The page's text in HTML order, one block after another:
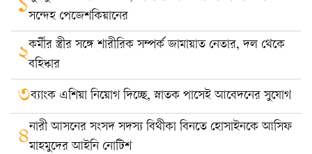
১সন্দেহ পেজেশকিয়ানের
২কর্মীর স্ত্রীর সঙ্গে শারীরিক সম্পর্ক জামায়াত নেতার, দল থেকে
বহিষ্কার
৩ব্যাংক এশিয়া নিয়োগ দিচ্ছে, স্নাতক পাসেই আবেদনের সুযোগ
৪নারী আসনের সংসদ সদস্য বিথীকা বিনতে হোসাইনকে আসিফ
মাহমুদের আইনি নোটিশ